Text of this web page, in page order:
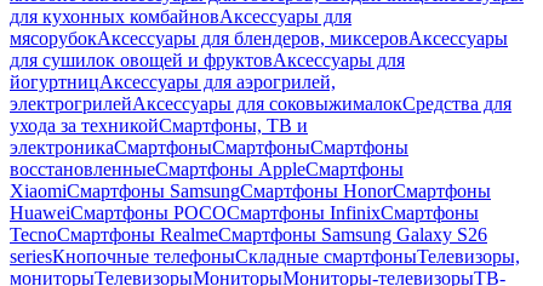
для кухонных комбайновАксессуары для
мясорубокАксессуары для блендеров, миксеровАксессуары
для сушилок овощей и фруктовАксессуары для
йогуртницАксессуары для аэрогрилей,
электрогрилейАксессуары для соковыжималокСредства для
ухода за техникойСмартфоны, ТВ и
электроникаСмартфоныСмартфоныСмартфоны
восстановленныеСмартфоны AppleСмартфоны
XiaomiСмартфоны SamsungСмартфоны HonorСмартфоны
HuaweiСмартфоны POCOСмартфоны InfinixСмартфоны
TecnoСмартфоны RealmeСмартфоны Samsung Galaxy S26
seriesКнопочные телефоныСкладные смартфоныТелевизоры,
мониторыТелевизорыМониторыМониторы-телевизорыТВ-